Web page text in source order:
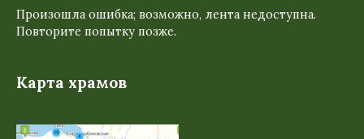
Произошла ошибка; возможно, лента недоступна.
Повторите попытку позже.
Карта храмов